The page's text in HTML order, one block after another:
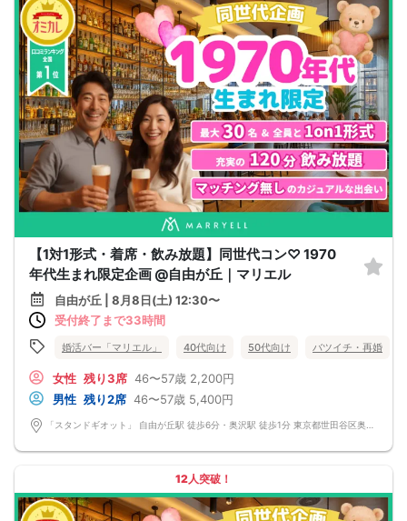
【1対1形式・着席・飲み放題】同世代コン♡ 1970
年代生まれ限定企画 @自由が丘｜マリエル
自由が丘 | 8月8日(土) 12:30〜
受付終了まで33時間
婚活バー「マリエル」 40代向け 50代向け バツイチ・再婚
女性 残り3席 46〜57歳 2,200円
男性 残り2席 46〜57歳 5,400円
12人突破！